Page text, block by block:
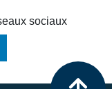
sociaux